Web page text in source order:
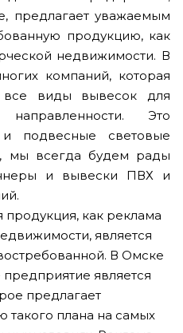
предлагает уважаемым
продукцию, как
недвижимости. В
компаний, которая
все виды вывесок для
Это
подвесные световые
мы всегда будем рады
и вывески ПВХ и
как реклама
является
В Омске
является
предлагает
такого плана на самых